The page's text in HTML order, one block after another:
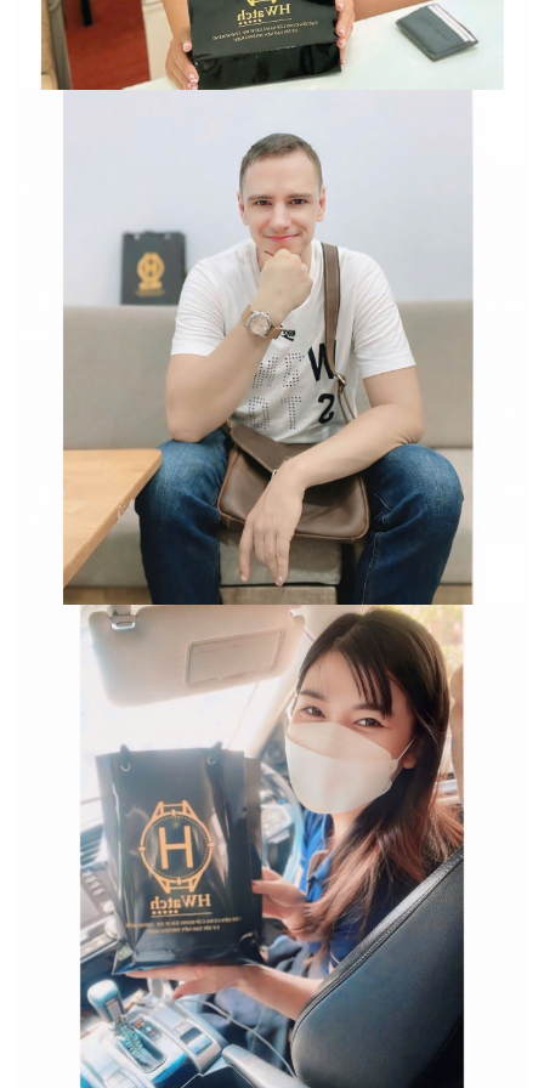
Đồng Hồ Chính Hãng
Hwatch Chuyên Nhập khẩu Và Phân Phối Các Loại
Đồng Hồ Chính Hãng
Trường hợp không chấp
nhận đổi hoặc trả sản
phẩm: